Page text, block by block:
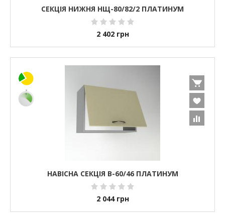
СЕКЦІЯ НИЖНЯ НЩ-80/82/2 ПЛАТИНУМ
2 402 грн
НАВІСНА СЕКЦІЯ В-60/46 ПЛАТИНУМ
2 044 грн